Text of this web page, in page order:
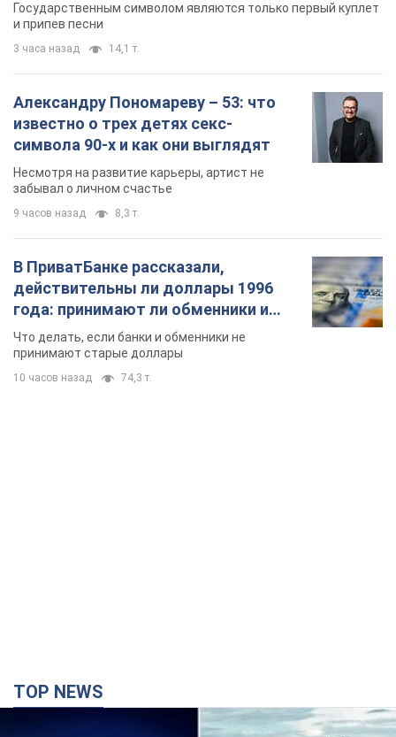
Государственным символом являются только первый куплет
и припев песни
3 часа назад 14,1 т.
Александру Пономареву – 53: что
известно о трех детях секс-
символа 90-х и как они выглядят
Несмотря на развитие карьеры, артист не
забывал о личном счастье
9 часов назад 8,3 т.
В ПриватБанке рассказали,
действительны ли доллары 1996
года: принимают ли обменники и
банки такие купюры
Что делать, если банки и обменники не
принимают старые доллары
10 часов назад 74,3 т.
TOP NEWS